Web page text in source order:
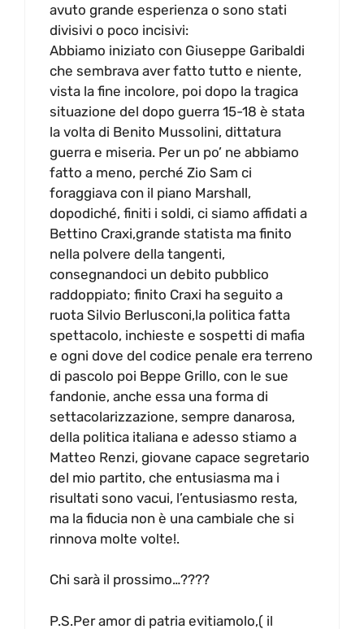
avuto grande esperienza o sono stati
divisivi o poco incisivi:
Abbiamo iniziato con Giuseppe Garibaldi
che sembrava aver fatto tutto e niente,
vista la fine incolore, poi dopo la tragica
situazione del dopo guerra 15-18 è stata
la volta di Benito Mussolini, dittatura
guerra e miseria. Per un po’ ne abbiamo
fatto a meno, perché Zio Sam ci
foraggiava con il piano Marshall,
dopodiché, finiti i soldi, ci siamo affidati a
Bettino Craxi,grande statista ma finito
nella polvere della tangenti,
consegnandoci un debito pubblico
raddoppiato; finito Craxi ha seguito a
ruota Silvio Berlusconi,la politica fatta
spettacolo, inchieste e sospetti di mafia
e ogni dove del codice penale era terreno
di pascolo poi Beppe Grillo, con le sue
fandonie, anche essa una forma di
settacolarizzazione, sempre danarosa,
della politica italiana e adesso stiamo a
Matteo Renzi, giovane capace segretario
del mio partito, che entusiasma ma i
risultati sono vacui, l’entusiasmo resta,
ma la fiducia non è una cambiale che si
rinnova molte volte!.
Chi sarà il prossimo…????
P.S.Per amor di patria evitiamolo,( il